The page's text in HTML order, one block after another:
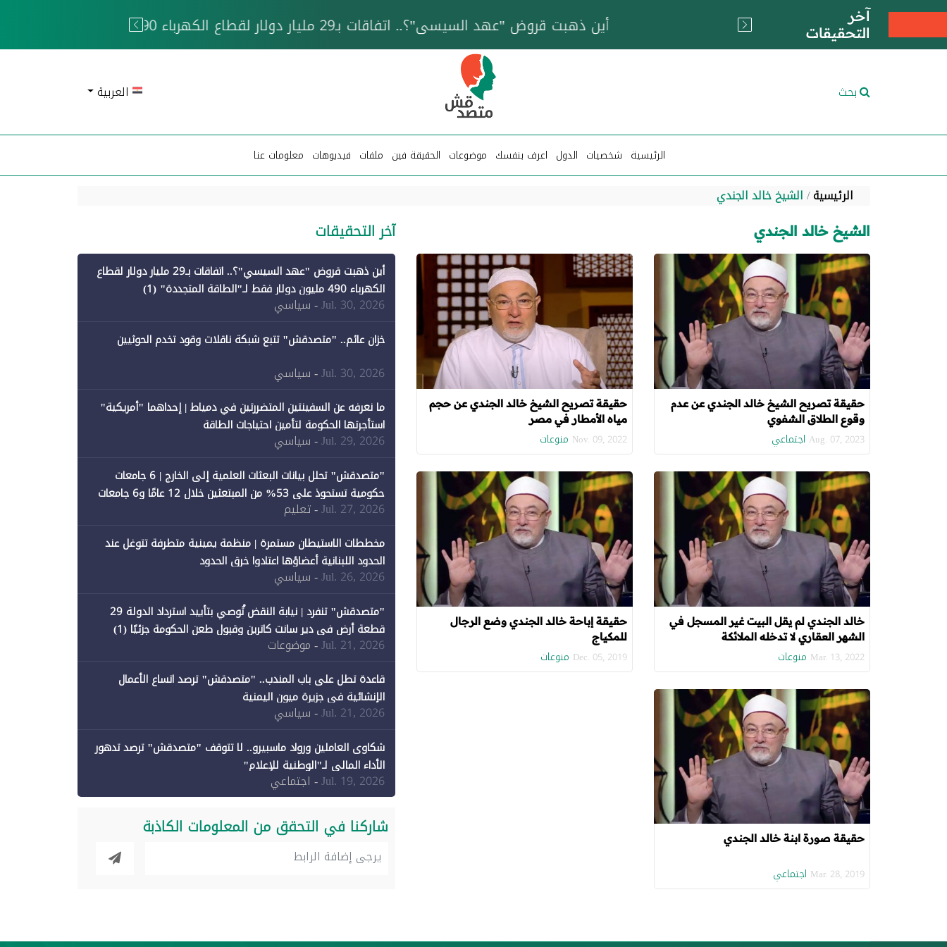
آخر
التحقيقات
خزان عائم.. "متصدقش" تتبع شبكة ناقلات وقود تخدم الحوثيين
بحث العربية
الرئيسية شخصيات الدول اعرف بنفسك موضوعات الحقيقة فين ملفات فيديوهات معلومات عنا
الرئيسية الشيخ خالد الجندي
الشيخ خالد الجندي
حقيقة تصريح الشيخ خالد الجندي عن عدم
وقوع الطلاق الشفوي
Aug. 07, 2023 اجتماعي
حقيقة تصريح الشيخ خالد الجندي عن حجم
مياه الأمطار في مصر
Nov. 09, 2022 منوعات
خالد الجندي لم يقل البيت غير المسجل في
الشهر العقاري لا تدخله الملائكة
Mar. 13, 2022 منوعات
حقيقة إباحة خالد الجندي وضع الرجال
للمكياج
Dec. 05, 2019 منوعات
حقيقة صورة ابنة خالد الجندي
Mar. 28, 2019 اجتماعي
آخر التحقيقات
أين ذهبت قروض "عهد السيسي"؟.. اتفاقات بـ29 مليار دولار لقطاع
الكهرباء 490 مليون دولار فقط لـ"الطاقة المتجددة" (1)
Jul. 30, 2026- سياسي
خزان عائم.. "متصدقش" تتبع شبكة ناقلات وقود تخدم الحوثيين
Jul. 30, 2026- سياسي
ما نعرفه عن السفينتين المتضررتين في دمياط | إحداهما "أمريكية"
استأجرتها الحكومة لتأمين احتياجات الطاقة
Jul. 29, 2026- سياسي
"متصدقش" تحلل بيانات البعثات العلمية إلى الخارج | 6 جامعات
حكومية تستحوذ على 53% من المبتعثين خلال 12 عامًا و6 جامعات
كان نصيبها 1% فقط
Jul. 27, 2026- تعليم
مخططات الاستيطان مستمرة | منظمة يمينية متطرفة تتوغل عند
الحدود اللبنانية أعضاؤها اعتادوا خرق الحدود
Jul. 26, 2026- سياسي
"متصدقش" تنفرد | نيابة النقض تُوصي بتأييد استرداد الدولة 29
قطعة أرض في دير سانت كاترين وقبول طعن الحكومة جزئيًا (1)
Jul. 21, 2026- موضوعات
قاعدة تطل على باب المندب.. "متصدقش" ترصد اتساع الأعمال
الإنشائية في جزيرة ميون اليمنية
Jul. 21, 2026- سياسي
شكاوى العاملين ورواد ماسبيرو.. لا تتوقف "متصدقش" ترصد تدهور
الأداء المالي لـ"الوطنية للإعلام"
Jul. 19, 2026- اجتماعي
شاركنا في التحقق من المعلومات الكاذبة